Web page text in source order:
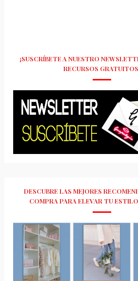
¡SUSCRÍBETE A NUESTRO
RECURSOS
DESCUBRE LAS MEJORES
COMPRA PARA ELEVAR TU